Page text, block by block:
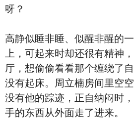
呀？
高静似睡非睡、似醒非醒的
上，可起来时却还很有精神
厅，想偷偷看看那个缠绕了
没有起床。周立楠房间里空
没有他的踪迹，正自纳闷时
手的东西从外面走了进来。